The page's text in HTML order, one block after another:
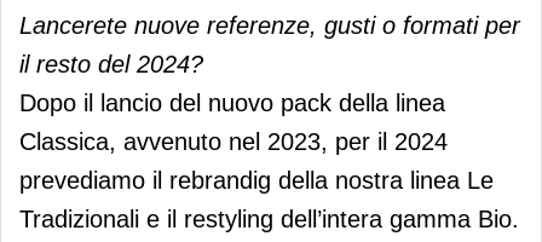
Lancerete nuove referenze, gusti o formati per
il resto del 2024?
Dopo il lancio del nuovo pack della linea
Classica, avvenuto nel 2023, per il 2024
prevediamo il rebrandig della nostra linea Le
Tradizionali e il restyling dell’intera gamma Bio.